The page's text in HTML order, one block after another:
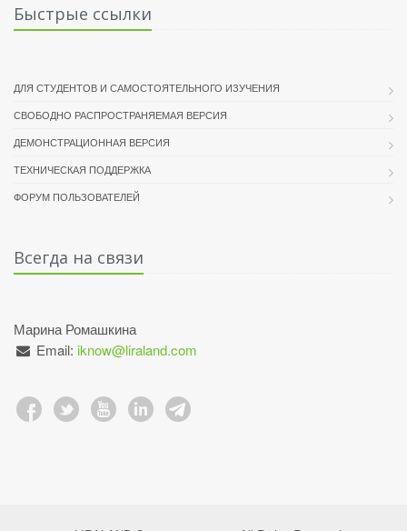
Быстрые ссылки
ДЛЯ СТУДЕНТОВ И САМОСТОЯТЕЛЬНОГО ИЗУЧЕНИЯ
СВОБОДНО РАСПРОСТРАНЯЕМАЯ ВЕРСИЯ
ДЕМОНСТРАЦИОННАЯ ВЕРСИЯ
ТЕХНИЧЕСКАЯ ПОДДЕРЖКА
ФОРУМ ПОЛЬЗОВАТЕЛЕЙ
Всегда на связи
Марина Ромашкина
Email: iknow@liraland.com